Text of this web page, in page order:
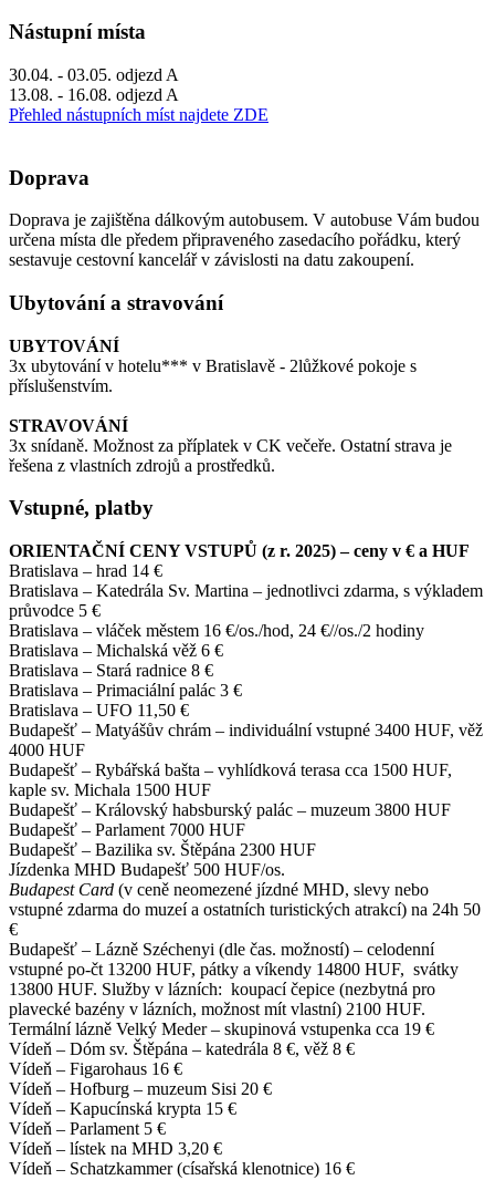
Nástupní místa
30.04. - 03.05. odjezd A
13.08. - 16.08. odjezd A
Přehled nástupních míst najdete ZDE
Doprava
Doprava je zajištěna dálkovým autobusem. V autobuse Vám budou
určena místa dle předem připraveného zasedacího pořádku, který
sestavuje cestovní kancelář v závislosti na datu zakoupení.
Ubytování a stravování
UBYTOVÁNÍ
3x ubytování v hotelu*** v Bratislavě - 2lůžkové pokoje s
příslušenstvím.
STRAVOVÁNÍ
3x snídaně. Možnost za příplatek v CK večeře. Ostatní strava je
řešena z vlastních zdrojů a prostředků.
Vstupné, platby
ORIENTAČNÍ CENY VSTUPŮ (z r. 2025) – ceny v € a HUF
Bratislava – hrad 14 €
Bratislava – Katedrála Sv. Martina – jednotlivci zdarma, s výkladem
průvodce 5 €
Bratislava – vláček městem 16 €/os./hod, 24 €//os./2 hodiny
Bratislava – Michalská věž 6 €
Bratislava – Stará radnice 8 €
Bratislava – Primaciální palác 3 €
Bratislava – UFO 11,50 €
Budapešť – Matyášův chrám – individuální vstupné 3400 HUF, věž
4000 HUF
Budapešť – Rybářská bašta – vyhlídková terasa cca 1500 HUF,
kaple sv. Michala 1500 HUF
Budapešť – Královský habsburský palác – muzeum 3800 HUF
Budapešť – Parlament 7000 HUF
Budapešť – Bazilika sv. Štěpána 2300 HUF
Jízdenka MHD Budapešť 500 HUF/os.
Budapest Card (v ceně neomezené jízdné MHD, slevy nebo
vstupné zdarma do muzeí a ostatních turistických atrakcí) na 24h 50
€
Budapešť – Lázně Széchenyi (dle čas. možností) – celodenní
vstupné po-čt 13200 HUF, pátky a víkendy 14800 HUF, svátky
13800 HUF. Služby v lázních: koupací čepice (nezbytná pro
plavecké bazény v lázních, možnost mít vlastní) 2100 HUF.
Termální lázně Velký Meder – skupinová vstupenka cca 19 €
Vídeň – Dóm sv. Štěpána – katedrála 8 €, věž 8 €
Vídeň – Figarohaus 16 €
Vídeň – Hofburg – muzeum Sisi 20 €
Vídeň – Kapucínská krypta 15 €
Vídeň – Parlament 5 €
Vídeň – lístek na MHD 3,20 €
Vídeň – Schatzkammer (císařská klenotnice) 16 €